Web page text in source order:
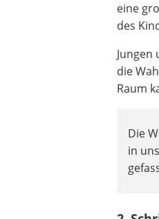
eine
des
Jungen
die
Raum
Die
in